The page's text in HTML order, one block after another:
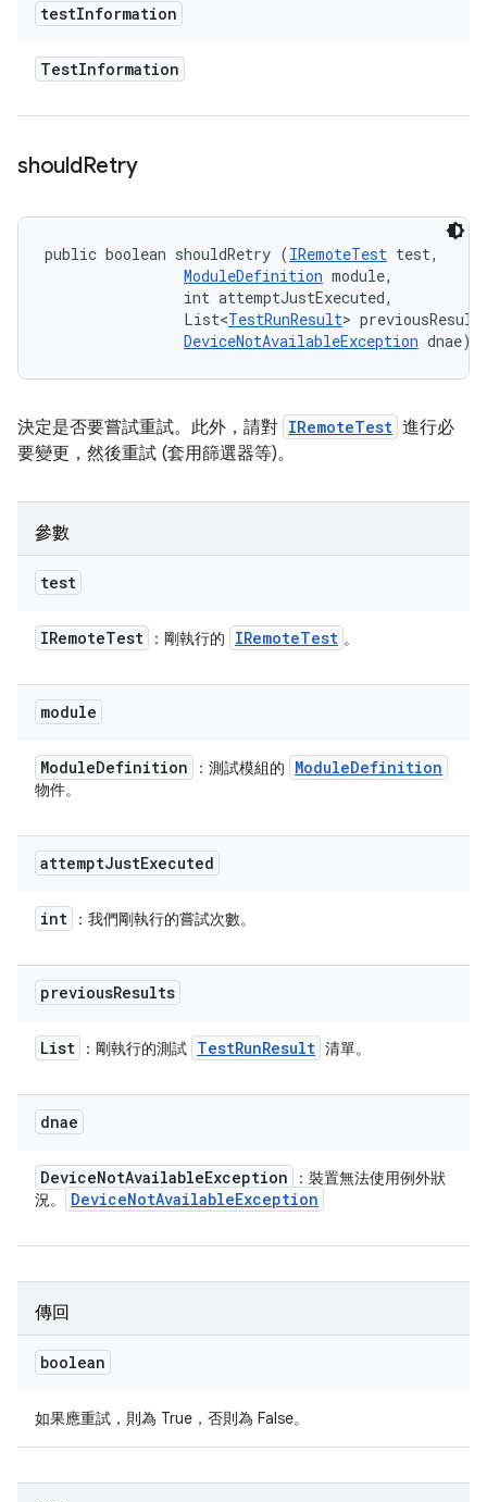
testInformation
TestInformation
shouldRetry
public boolean shouldRetry (IRemoteTest test,
ModuleDefinition module,
                int attemptJustExecuted,
                List<
TestRunResult>
DeviceNotAvailableException dnae)
決定是否要嘗試重試。此外，請對 IRemoteTest 進行必
要變更，然後重試 (套用篩選器等)。
參數
test
IRemoteTest ：剛執行的 IRemoteTest 。
module
ModuleDefinition ：測試模組的 ModuleDefinition
物件。
attemptJustExecuted
int ：我們剛執行的嘗試次數。
previousResults
List ：剛執行的測試 TestRunResult 清單。
dnae
DeviceNotAvailableException
：裝置無法使用例外狀
況。
DeviceNotAvailableException
傳回
boolean
如果應重試，則為 True，否則為 False。